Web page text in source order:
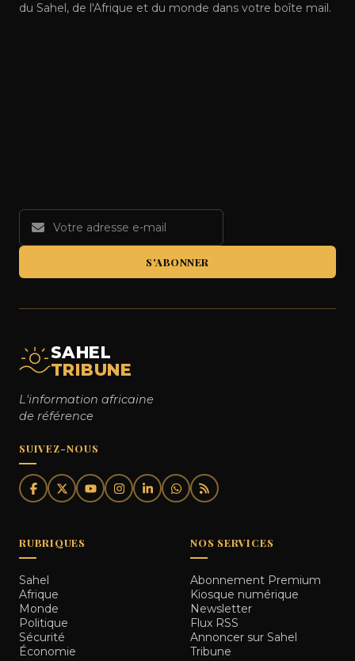
du Sahel, de l'Afrique et du monde dans votre boîte mail.
S'ABONNER
SAHEL
TRIBUNE
L'information africaine
de référence
SUIVEZ-NOUS
RUBRIQUES
Sahel
Afrique
Monde
Politique
Sécurité
Économie
NOS SERVICES
Abonnement Premium
Kiosque numérique
Newsletter
Flux RSS
Annoncer sur Sahel
Tribune